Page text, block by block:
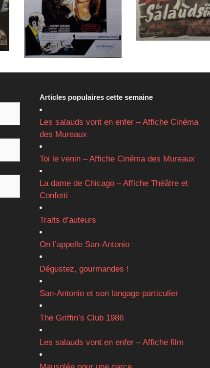
Articles populaires cette semaine
Les salauds vont en enfer – Affiche Cinéma
des Mureaux
Toi le venin – Affiche Cinéma des Mureaux
La dame de Chicago – Affiche Théâtre et
Confetti
Traits d’auteurs
On l’appelle San-Antonio
Dégustez, gourmandes !
San-Antonio et son langage particulier
The Griffin’s Club 1986
Les salauds vont en enfer – Affiche film